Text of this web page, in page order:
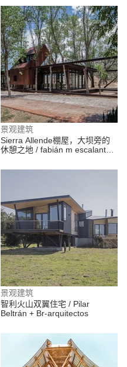
景观建筑
Sierra Allende棚屋，大坝旁的
休憩之地 / fabián m escalante h
景观建筑
智利火山双翼住宅 / Pilar
Beltrán + Br-arquitectos